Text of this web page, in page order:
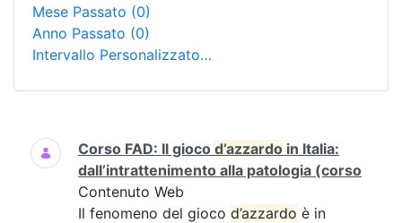
Mese Passato (0)
Anno Passato (0)
Intervallo Personalizzato…
Ricerca
Corso FAD: Il gioco d’azzardo in Italia:
dall’intrattenimento alla patologia (corso
Contenuto Web
Il fenomeno del gioco d’azzardo è in